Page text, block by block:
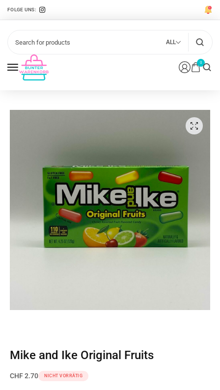
FOLGE UNS:
0
ALL
Mike and Ike Original Fruits
CHF2.70 NICHT VORRÄTIG